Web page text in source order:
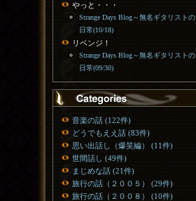
やっと・・・
Strange Days Blog～無名ギタリストの
日常(10/18)
リベンジ！
Strange Days Blog～無名ギタリストの
日常(09/30)
音楽の話 (122件)
どうでもええ話 (83件)
思い出話し（爆笑編） (11件)
世間話し (49件)
まじめな話 (21件)
旅行の話（２００５） (29件)
旅行の話（２００８） (10件)